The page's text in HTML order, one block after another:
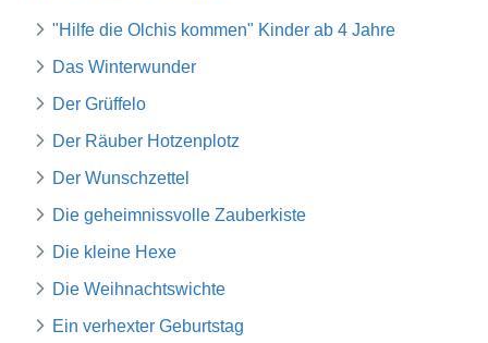
"Hilfe die Olchis kommen" Kinder ab 4 Jahre
Das Winterwunder
Der Grüffelo
Der Räuber Hotzenplotz
Der Wunschzettel
Die geheimnissvolle Zauberkiste
Die kleine Hexe
Die Weihnachtswichte
Ein verhexter Geburtstag